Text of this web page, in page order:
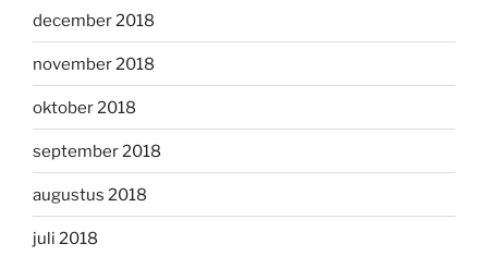
december 2018
november 2018
oktober 2018
september 2018
augustus 2018
juli 2018